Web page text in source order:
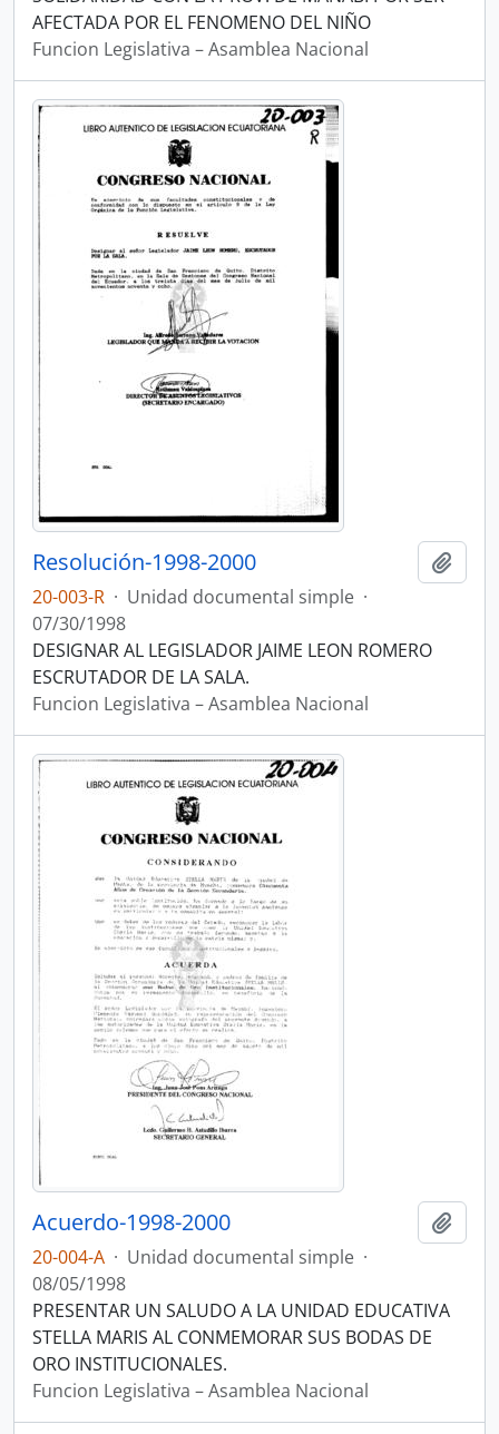
AFECTADA POR EL FENOMENO DEL NIÑO
Funcion Legislativa – Asamblea Nacional
Resolución-1998-2000
20-003-R · Unidad documental simple ·
07/30/1998
DESIGNAR AL LEGISLADOR JAIME LEON ROMERO
ESCRUTADOR DE LA SALA.
Funcion Legislativa – Asamblea Nacional
Acuerdo-1998-2000
20-004-A · Unidad documental simple ·
08/05/1998
PRESENTAR UN SALUDO A LA UNIDAD EDUCATIVA
STELLA MARIS AL CONMEMORAR SUS BODAS DE
ORO INSTITUCIONALES.
Funcion Legislativa – Asamblea Nacional